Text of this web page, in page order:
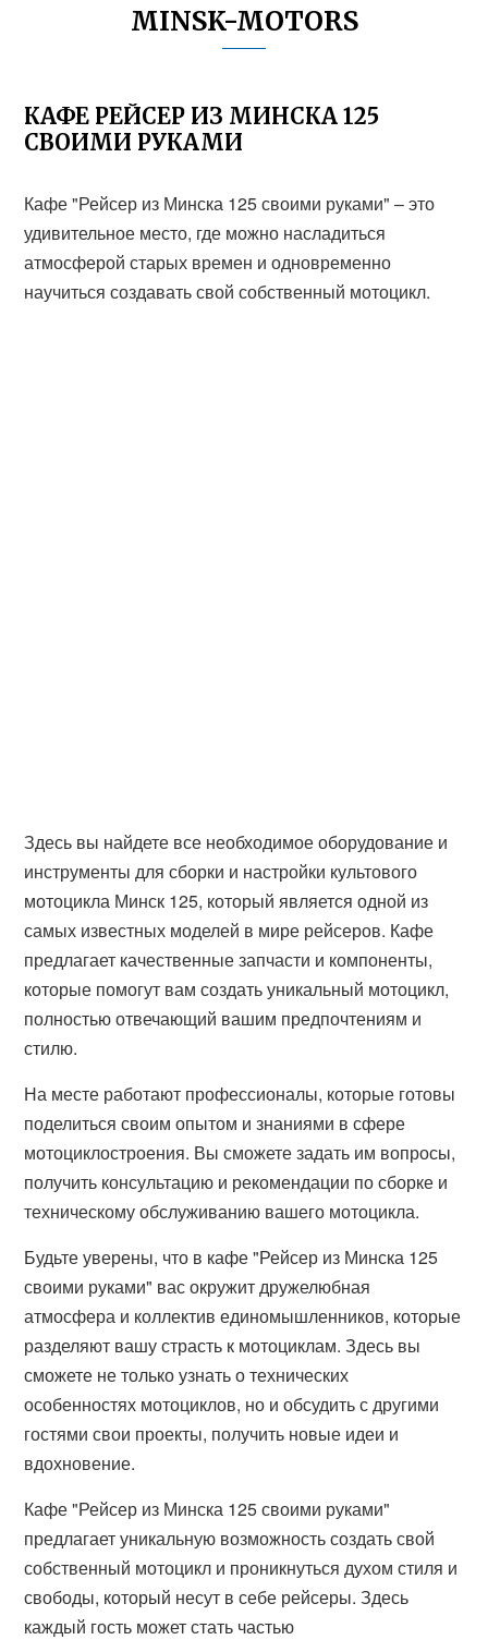
MINSK-MOTORS
КАФЕ РЕЙСЕР ИЗ МИНСКА 125
СВОИМИ РУКАМИ
Кафе "Рейсер из Минска 125 своими руками" – это
удивительное место, где можно насладиться
атмосферой старых времен и одновременно
научиться создавать свой собственный мотоцикл.
Здесь вы найдете все необходимое оборудование и
инструменты для сборки и настройки культового
мотоцикла Минск 125, который является одной из
самых известных моделей в мире рейсеров. Кафе
предлагает качественные запчасти и компоненты,
которые помогут вам создать уникальный мотоцикл,
полностью отвечающий вашим предпочтениям и
стилю.
На месте работают профессионалы, которые готовы
поделиться своим опытом и знаниями в сфере
мотоциклостроения. Вы сможете задать им вопросы,
получить консультацию и рекомендации по сборке и
техническому обслуживанию вашего мотоцикла.
Будьте уверены, что в кафе "Рейсер из Минска 125
своими руками" вас окружит дружелюбная
атмосфера и коллектив единомышленников, которые
разделяют вашу страсть к мотоциклам. Здесь вы
сможете не только узнать о технических
особенностях мотоциклов, но и обсудить с другими
гостями свои проекты, получить новые идеи и
вдохновение.
Кафе "Рейсер из Минска 125 своими руками"
предлагает уникальную возможность создать свой
собственный мотоцикл и проникнуться духом стиля и
свободы, который несут в себе рейсеры. Здесь
каждый гость может стать частью